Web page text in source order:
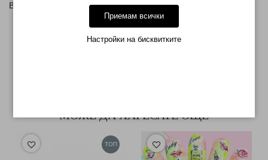
Върху обикновен лак:
Направете маникюр в желаната форма
Нанесете лак в желаният цвят
МОЖЕ ДА ХАРЕСАТЕ ОЩЕ
ТОП
Приемам всички
Настройки на бисквитките